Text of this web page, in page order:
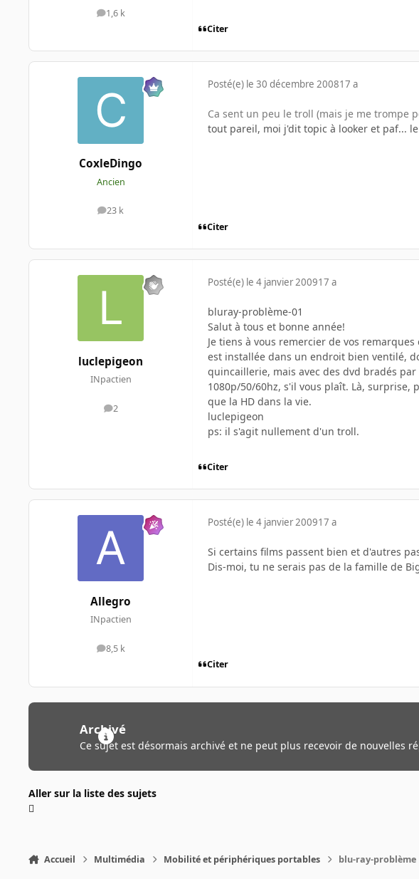
1,6 k
messages
Citer
CoxleDingo
Ancien
23 k
messages
Posté(e) le 30 décembre 200817 a
Ca sent un peu le troll (mais je me trompe
tout pareil, moi j'dit topic à looker et paf...
Citer
luclepigeon
INpactien
2
messages
Posté(e) le 4 janvier 200917 a
bluray-problème-01
Salut à tous et bonne année!
Je tiens à vous remercier de vos
est installée dans un endroit bien ventilé,
quincaillerie, mais avec des dvd bradés
1080p/50/60hz, s'il vous plaît. Là, surprise,
que la HD dans la vie.
luclepigeon
ps: il s'agit nullement d'un troll.
Citer
Allegro
INpactien
8,5 k
messages
Posté(e) le 4 janvier 200917 a
Si certains films passent bien et d'autres
Dis-moi, tu ne serais pas de la famille de
Citer
Archivé
Ce sujet est désormais archivé et ne peut plus recevoir de nouvelles
Aller sur la liste des sujets
Accueil Multimédia Mobilité et périphériques portables blu-ray-problème